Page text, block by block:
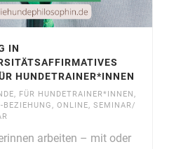
IN
HUNDETRAINER*INNEN
, FÜR HUNDETRAINER*INNEN,
BEZIEHUNG, ONLINE, SEMINAR/
arbeiten – mit oder